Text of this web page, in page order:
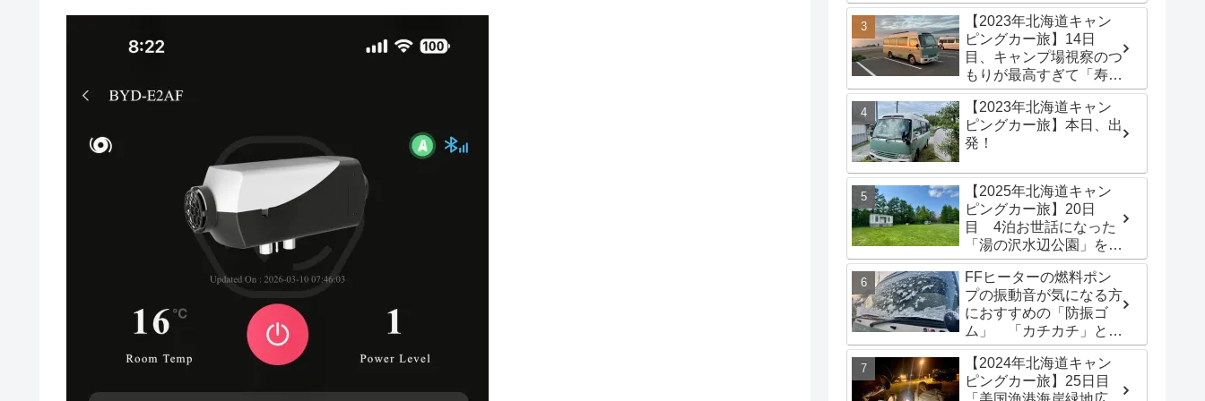
港海岸緑地広場」でター
プテントを立てる
【2023年北海道キャン
ピングカー旅】14日
目、キャンプ場視察のつ
もりが最高すぎて「寿都
浜中野営場」滞在するこ
とに
【2023年北海道キャン
ピングカー旅】本日、出
発！
【2025年北海道キャン
ピングカー旅】20日
目 4泊お世話になった
「湯の沢水辺公園」を出
発し、「函館トヨタ 森
店」でキャンピングカー
のオイル交換完了！今日
は伊達市の「徳舜瞥山麓
キャンプ場」へ
FFヒーターの燃料ポン
プの振動音が気になる方
におすすめの「防振ゴ
ム」 「カチカチ」とい
う機械音は別対策が必要
です
【2024年北海道キャン
ピングカー旅】25日目